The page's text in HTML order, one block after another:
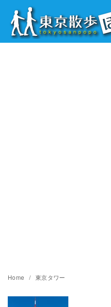
ン
Home 東京タワー